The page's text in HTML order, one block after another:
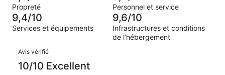
d’après 16 avis
sur 828.
(Horrible),
d’après 7 avis
sur 828.
Propreté Personnel et service
9,4/10
Services et équipements
9,6/10
Infrastructures et conditions
de l’hébergement
Avis
Avis vérifié
10/10 Excellent